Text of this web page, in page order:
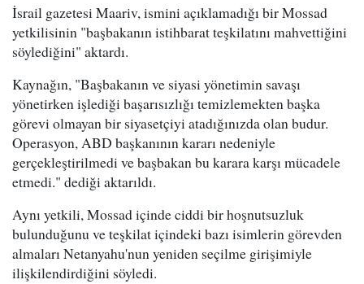
İsrail gazetesi Maariv, ismini açıklamadığı bir Mossad
yetkilisinin "başbakanın istihbarat teşkilatını mahvettiğini
söylediğini" aktardı.
Kaynağın, "Başbakanın ve siyasi yönetimin savaşı
yönetirken işlediği başarısızlığı temizlemekten başka
görevi olmayan bir siyasetçiyi atadığınızda olan budur.
Operasyon, ABD başkanının kararı nedeniyle
gerçekleştirilmedi ve başbakan bu karara karşı mücadele
etmedi." dediği aktarıldı.
Aynı yetkili, Mossad içinde ciddi bir hoşnutsuzluk
bulunduğunu ve teşkilat içindeki bazı isimlerin görevden
almaları Netanyahu'nun yeniden seçilme girişimiyle
ilişkilendirdiğini söyledi.